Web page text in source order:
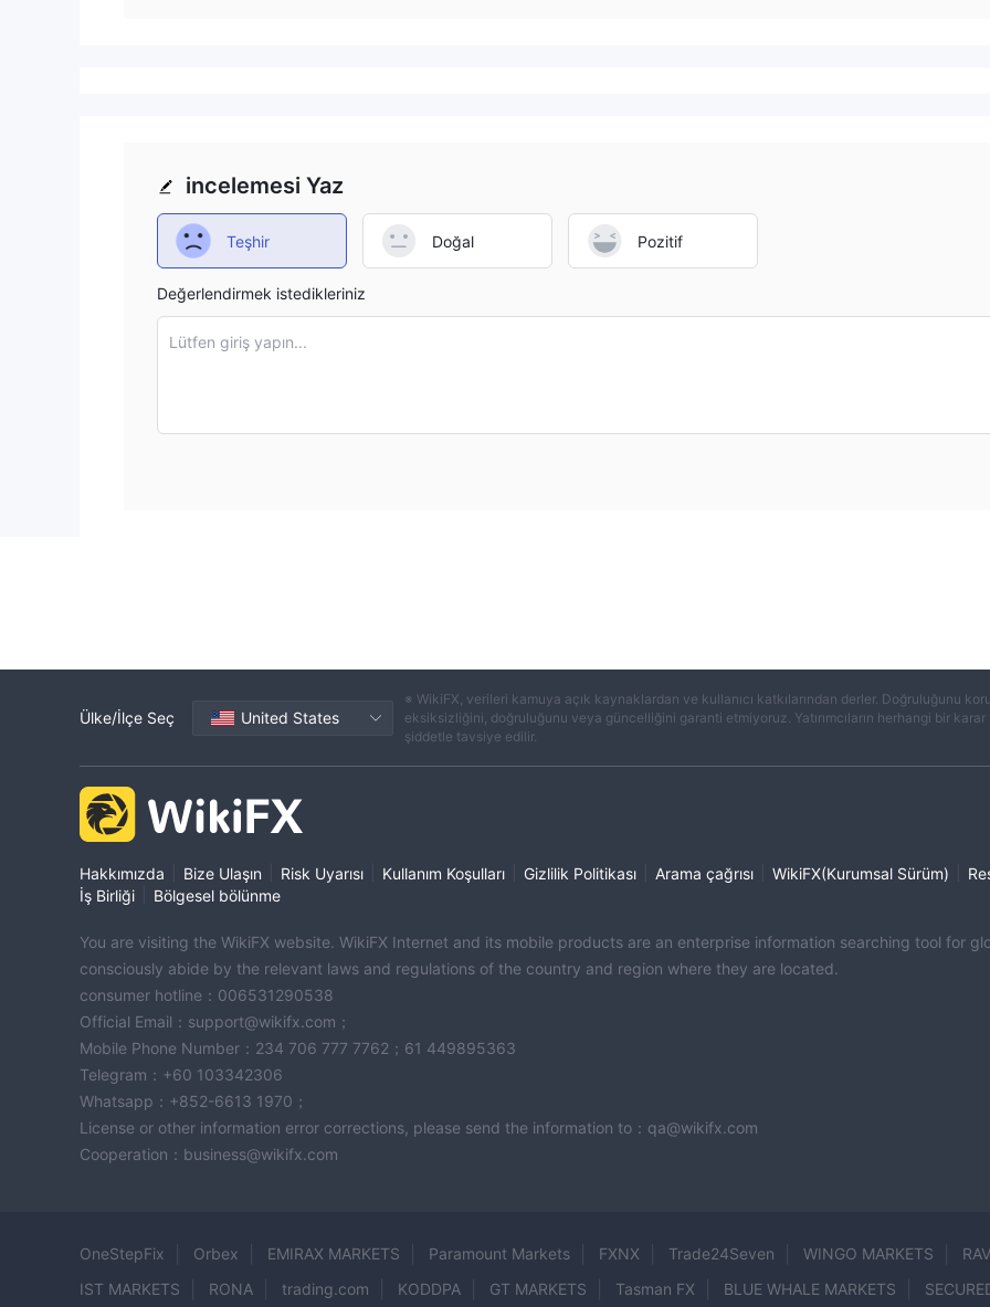
incelemesi Yaz
Teşhir Doğal Pozitif
Değerlendirmek istedikleriniz
Lütfen giriş yapın...
Ülke/İlçe Seç United States
※ WikiFX, verileri kamuya açık kaynaklardan ve kullanıcı katkılarından derler. Doğruluğunu
eksiksizliğini, doğruluğunu veya güncelliğini garanti etmiyoruz. Yatırımcıların herhangi bir
şiddetle tavsiye edilir.
Hakkımızda Bize Ulaşın Risk Uyarısı Kullanım Koşulları Gizlilik Politikası Arama çağrısı WikiFX(Kurumsal Sürüm)
İş Birliği
Bölgesel bölünme
You are visiting the WikiFX website. WikiFX Internet and its mobile products are an enterprise information searching tool for
consciously abide by the relevant laws and regulations of the country and region where they are located.
consumer hotline：006531290538
Official Email：support@wikifx.com；
Mobile Phone Number：234 706 777 7762；61 449895363
Telegram：+60 103342306
Whatsapp：+852-6613 1970；
License or other information error corrections, please send the information to：qa@wikifx.com
Cooperation：business@wikifx.com
OneStepFix Orbex EMIRAX MARKETS Paramount Markets FXNX Trade24Seven WINGO MARKETS
IST MARKETS
RONA trading.com KODDPA GT MARKETS Tasman FX BLUE WHALE MARKETS